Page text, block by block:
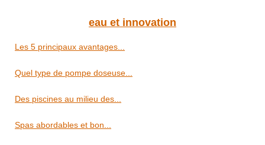
eau et innovation
Les 5 principaux avantages...
Quel type de pompe doseuse...
Des piscines au milieu des...
Spas abordables et bon...